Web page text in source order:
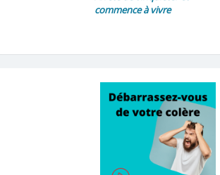
commence à vivre